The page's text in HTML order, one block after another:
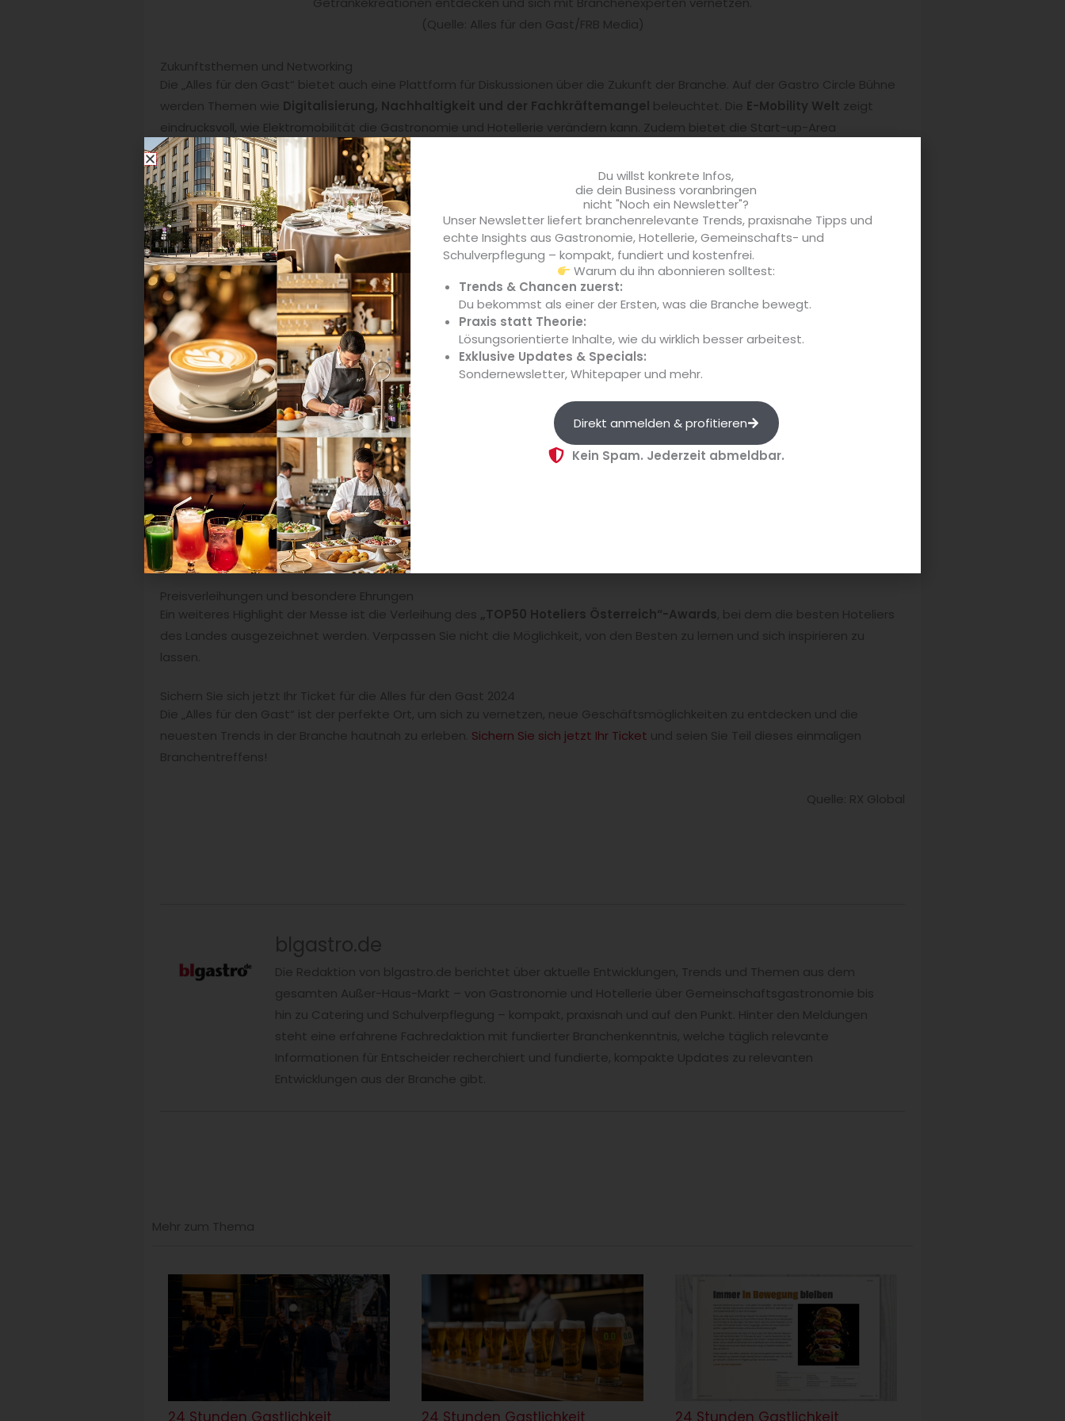
(Quelle: Alles für den Gast/FRB Media)
Zukunftsthemen und Networking
Die „Alles für den Gast“ bietet auch eine Plattform für Diskussionen über die Zukunft der Branche. Auf der Gastro Circle Bühne
werden Themen wie Digitalisierung, Nachhaltigkeit und der Fachkräftemangel beleuchtet. Die E-Mobility Welt zeigt
eindrucksvoll, wie Elektromobilität die Gastronomie und Hotellerie verändern kann. Zudem bietet die Start-up-Area
innovativen Jungunternehmern die Möglichkeit, ihre Visionen vorzustellen.
Themen wie Digitalisierung, Nachhaltigkeit und der Fachkräftemangel sowie E-
Mobility werden auf der Alles für den Gast 2024 beleuchtet. (Quelle: Alles für den
Preisverleihungen und besondere Ehrungen
Ein weiteres Highlight der Messe ist die Verleihung des „TOP50 Hoteliers Österreich“-Awards, bei dem die besten Hoteliers
des Landes ausgezeichnet werden. Verpassen Sie nicht die Möglichkeit, von den Besten zu lernen und sich inspirieren zu
lassen.
Sichern Sie sich jetzt Ihr Ticket für die Alles für den Gast 2024
Die „Alles für den Gast“ ist der perfekte Ort, um sich zu vernetzen, neue Geschäftsmöglichkeiten zu entdecken und die
neuesten Trends in der Branche hautnah zu erleben. Sichern Sie sich jetzt Ihr Ticket und seien Sie Teil dieses einmaligen
Branchentreffens!
Quelle: RX Global
blgastro.de
Die Redaktion von blgastro.de berichtet über aktuelle Entwicklungen, Trends und Themen aus dem
gesamten Außer-Haus-Markt – von Gastronomie und Hotellerie über Gemeinschaftsgastronomie bis
hin zu Catering und Schulverpflegung – kompakt, praxisnah und auf den Punkt. Hinter den Meldungen
steht eine erfahrene Fachredaktion mit fundierter Branchenkenntnis, welche täglich relevante
Informationen für Entscheider recherchiert und fundierte, kompakte Updates zu relevanten
Entwicklungen aus der Branche gibt.
Mehr zum Thema
Du willst konkrete Infos,
die dein Business voranbringen
nicht "Noch ein Newsletter"?
Unser Newsletter liefert branchenrelevante Trends, praxisnahe Tipps und
echte Insights aus Gastronomie, Hotellerie, Gemeinschafts- und
Schulverpflegung – kompakt, fundiert und kostenfrei.
Warum du ihn abonnieren solltest:
Trends & Chancen zuerst:
Du bekommst als einer der Ersten, was die Branche bewegt.
Praxis statt Theorie:
Lösungsorientierte Inhalte, wie du wirklich besser arbeitest.
Exklusive Updates & Specials:
Sondernewsletter, Whitepaper und mehr.
Direkt anmelden & profitieren
Kein Spam. Jederzeit abmeldbar.